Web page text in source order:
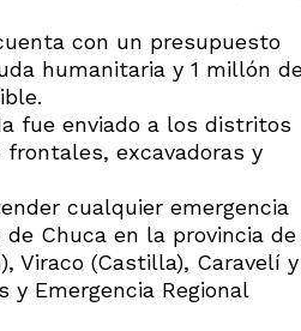
con un presupuesto
humanitaria y 1 millón
fue enviado a los distritos
excavadoras y
cualquier emergencia
Chuca en la provincia de
Viraco (Castilla), Caravelí y
y Emergencia Regional